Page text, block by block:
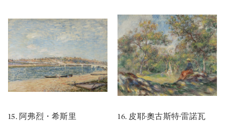
15. 阿弗烈・希斯里 16. 皮耶·奧古斯特·雷諾瓦